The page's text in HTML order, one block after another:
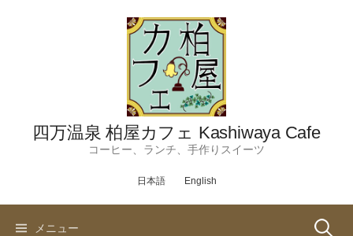
四万温泉 柏屋カフェ Kashiwaya Cafe
コーヒー、ランチ、手作りスイーツ
日本語 English
メニュー 検